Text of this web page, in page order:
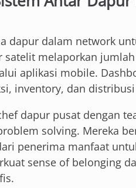
dapur dalam network
satelit melaporkan
aplikasi mobile.
inventory, dan
dapur pusat dengan
solving. Mereka
penerima manfaat
sense of belonging